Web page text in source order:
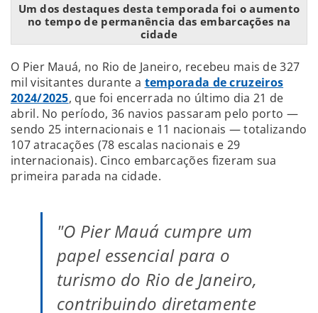
Um dos destaques desta temporada foi o aumento
no tempo de permanência das embarcações na
cidade
O Pier Mauá, no Rio de Janeiro, recebeu mais de 327
mil visitantes durante a temporada de cruzeiros
2024/2025, que foi encerrada no último dia 21 de
abril. No período, 36 navios passaram pelo porto —
sendo 25 internacionais e 11 nacionais — totalizando
107 atracações (78 escalas nacionais e 29
internacionais). Cinco embarcações fizeram sua
primeira parada na cidade.
"O Pier Mauá cumpre um
papel essencial para o
turismo do Rio de Janeiro,
contribuindo diretamente